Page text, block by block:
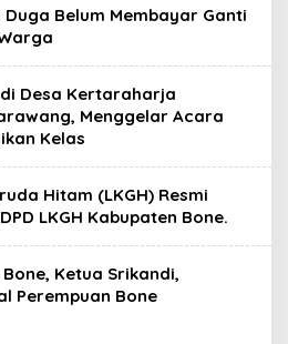
Belum Membayar Ganti
Desa Kertaraharja
Menggelar Acara
Kelas
Hitam (LKGH) Resmi
LKGH Kabupaten Bone.
Bone, Ketua Srikandi,
Perempuan Bone